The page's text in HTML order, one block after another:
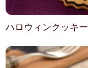
ハロウィンクッキー